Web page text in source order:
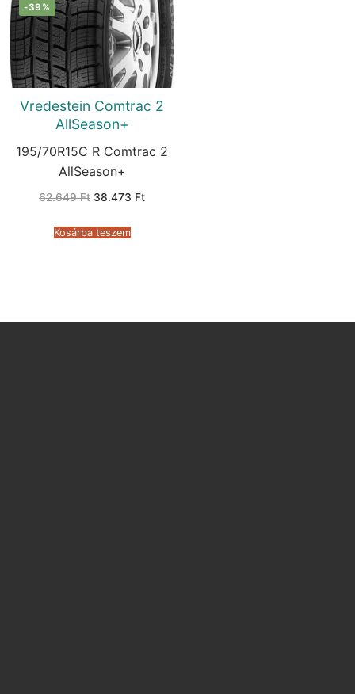
-39%
Vredestein Comtrac 2
AllSeason+
195/70R15C R Comtrac 2
AllSeason+
62.649Ft Original
62.649 Ft.
38.473 FtCurrent
Kosárba teszem